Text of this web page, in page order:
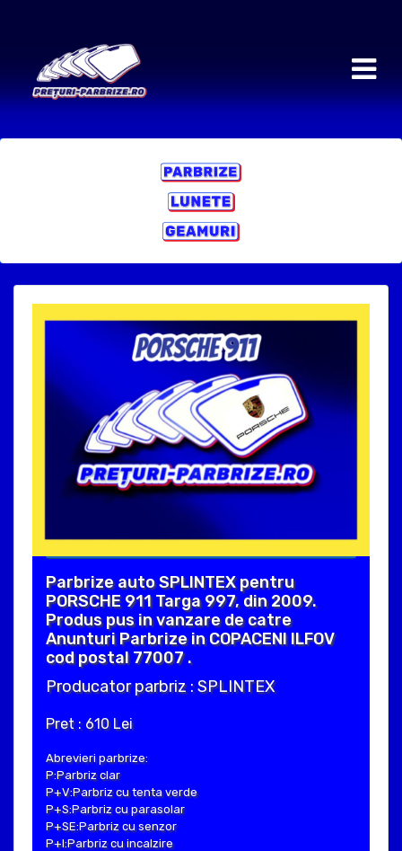
Parbrize auto SPLINTEX pentru
PORSCHE 911 Targa 997, din 2009.
Produs pus in vanzare de catre
Anunturi Parbrize in COPACENI ILFOV
cod postal 77007 .
Producator parbriz : SPLINTEX
Pret : 610 Lei
Abrevieri parbrize:
P:Parbriz clar
P+V:Parbriz cu tenta verde
P+S:Parbriz cu parasolar
P+SE:Parbriz cu senzor
P+I:Parbriz cu incalzire